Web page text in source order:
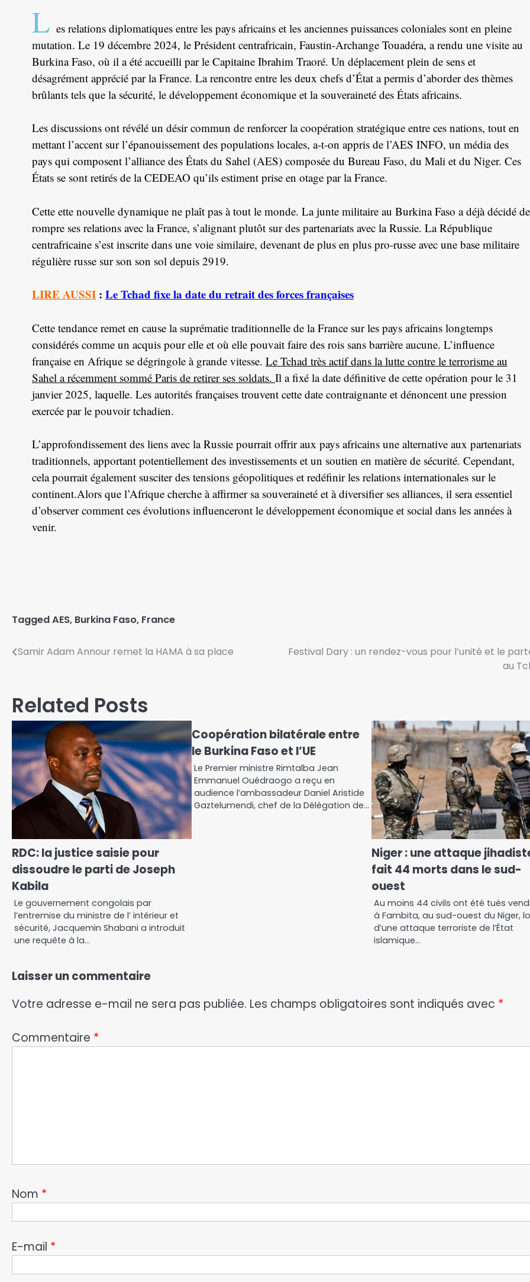
L es relations diplomatiques entre les pays africains et les anciennes puissances coloniales sont en pleine
mutation. Le 19 décembre 2024, le Président centrafricain, Faustin-Archange Touadéra, a rendu une visite au
Burkina Faso, où il a été accueilli par le Capitaine Ibrahim Traoré. Un déplacement plein de sens et
désagrément apprécié par la France. La rencontre entre les deux chefs d’État a permis d’aborder des thèmes
brûlants tels que la sécurité, le développement économique et la souveraineté des États africains.
Les discussions ont révélé un désir commun de renforcer la coopération stratégique entre ces nations, tout en
mettant l’accent sur l’épanouissement des populations locales, a-t-on appris de l’AES INFO, un média des
pays qui composent l’alliance des États du Sahel (AES) composée du Bureau Faso, du Mali et du Niger. Ces
États se sont retirés de la CEDEAO qu’ils estiment prise en otage par la France.
Cette ette nouvelle dynamique ne plaît pas à tout le monde. La junte militaire au Burkina Faso a déjà décidé de
rompre ses relations avec la France, s’alignant plutôt sur des partenariats avec la Russie. La République
centrafricaine s’est inscrite dans une voie similaire, devenant de plus en plus pro-russe avec une base militaire
régulière russe sur son son sol depuis 2919.
LIRE AUSSI : Le Tchad fixe la date du retrait des forces françaises
Cette tendance remet en cause la suprématie traditionnelle de la France sur les pays africains longtemps
considérés comme un acquis pour elle et où elle pouvait faire des rois sans barrière aucune. L’influence
française en Afrique se dégringole à grande vitesse. Le Tchad très actif dans la lutte contre le terrorisme au
Sahel a récemment sommé Paris de retirer ses soldats. Il a fixé la date définitive de cette opération pour le 31
janvier 2025, laquelle. Les autorités françaises trouvent cette date contraignante et dénoncent une pression
exercée par le pouvoir tchadien.
L’approfondissement des liens avec la Russie pourrait offrir aux pays africains une alternative aux partenariats
traditionnels, apportant potentiellement des investissements et un soutien en matière de sécurité. Cependant,
cela pourrait également susciter des tensions géopolitiques et redéfinir les relations internationales sur le
continent.Alors que l’Afrique cherche à affirmer sa souveraineté et à diversifier ses alliances, il sera essentiel
d’observer comment ces évolutions influenceront le développement économique et social dans les années à
venir.
TaggedAES, Burkina Faso, France
Samir Adam Annour remet la HAMA à sa place
Festival Dary : un rendez-vous pour l’unité et le
au
Related Posts
RDC: la justice saisie pour
dissoudre le parti de Joseph
Kabila
Le gouvernement congolais par
l’entremise du ministre de l’ intérieur et
sécurité, Jacquemin Shabani a introduit
une requête à la…
Coopération bilatérale entre
le Burkina Faso et l’UE
Le Premier ministre Rimtalba Jean
Emmanuel Ouédraogo a reçu en
audience l’ambassadeur Daniel Aristide
Gaztelumendi, chef de la Délégation de…
Niger : une attaque
fait 44 morts dans le sud-
ouest
Au moins 44 civils ont été tués
à Fambita, au sud-ouest du Niger,
d’une attaque terroriste de l’État
islamique…
Laisser un commentaire
Votre adresse e-mail ne sera pas publiée. Les champs obligatoires sont indiqués avec *
Commentaire *
Nom *
E-mail *